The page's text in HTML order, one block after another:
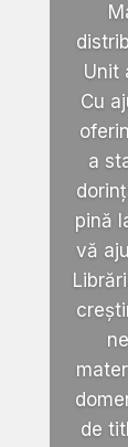
Unit
Cu
a
pină
vă
de